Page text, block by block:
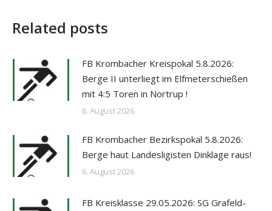
Related posts
FB Krombacher Kreispokal 5.8.2026:
Berge II unterliegt im Elfmeterschießen
mit 4:5 Toren in Nortrup !
6. August 2026
FB Krombacher Bezirkspokal 5.8.2026:
Berge haut Landesligisten Dinklage raus!
6. August 2026
FB Kreisklasse 29.05.2026: SG Grafeld-